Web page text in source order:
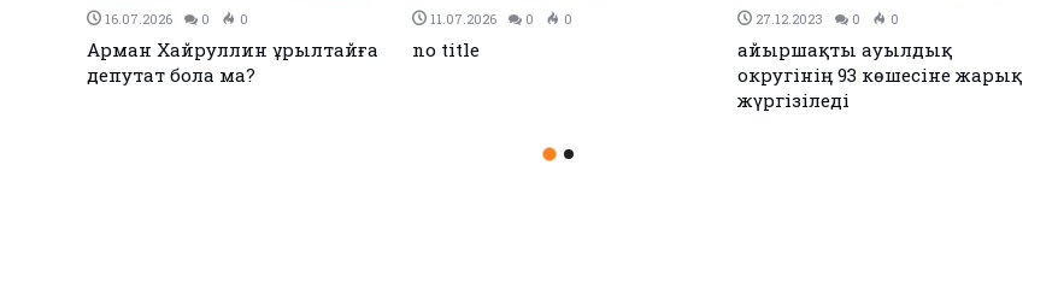
27.12.2023 0 0
Қызылқоғада әлем және Азия
чемпиондары марапатталды
26.12.2023 0 0
ЕЭО одағы мен Иран келісімге
26.12.2023 0 0
Аудандық мәслихаттың 12-
сессиясы өтті